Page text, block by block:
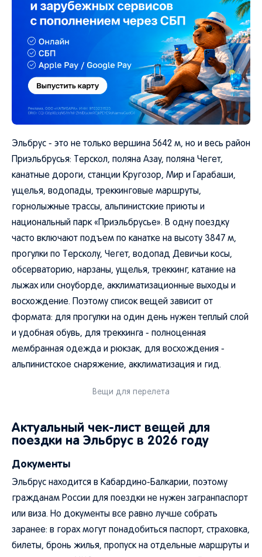
Эльбрус - это не только вершина 5642 м, но и весь район
Приэльбрусья: Терскол, поляна Азау, поляна Чегет,
канатные дороги, станции Кругозор, Мир и Гарабаши,
ущелья, водопады, треккинговые маршруты,
горнолыжные трассы, альпинистские приюты и
национальный парк «Приэльбрусье». В одну поездку
часто включают подъем по канатке на высоту 3847 м,
прогулки по Терсколу, Чегет, водопад Девичьи косы,
обсерваторию, нарзаны, ущелья, треккинг, катание на
лыжах или сноуборде, акклиматизационные выходы и
восхождение. Поэтому список вещей зависит от
формата: для прогулки на один день нужен теплый слой
и удобная обувь, для треккинга - полноценная
мембранная одежда и рюкзак, для восхождения -
альпинистское снаряжение, акклиматизация и гид.
Вещи для перелета
Актуальный чек-лист вещей для
поездки на Эльбрус в 2026 году
Документы
Эльбрус находится в Кабардино-Балкарии, поэтому
гражданам России для поездки не нужен загранпаспорт
или виза. Но документы все равно лучше собрать
заранее: в горах могут понадобиться паспорт, страховка,
билеты, бронь жилья, пропуск на отдельные маршруты и